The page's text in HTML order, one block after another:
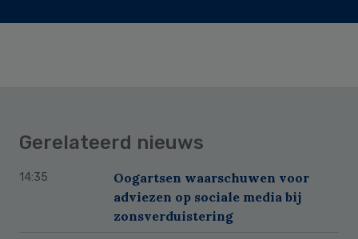
Gerelateerd nieuws
14:35
Oogartsen waarschuwen voor
adviezen op sociale media bij
zonsverduistering